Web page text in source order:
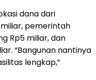
dana dari
pemerintah
Rp5 miliar, dan
“Bangunan nantinya
lengkap,”